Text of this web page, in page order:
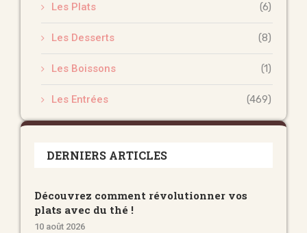
Les Plats (6)
Les Desserts (8)
Les Boissons (1)
Les Entrées (469)
DERNIERS ARTICLES
Découvrez comment révolutionner vos
plats avec du thé !
10 août 2026